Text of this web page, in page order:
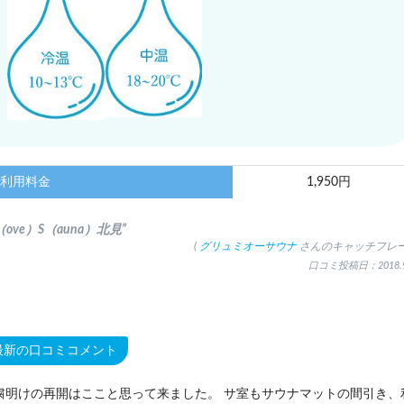
用料金 1,950円
ove）S（auna）北見”
( グリュミオーサウナ さんのキャッチフレ
口コミ投稿日：
新の口コミコメント
明けの再開はここと思って来ました。 サ室もサウナマットの間引き、